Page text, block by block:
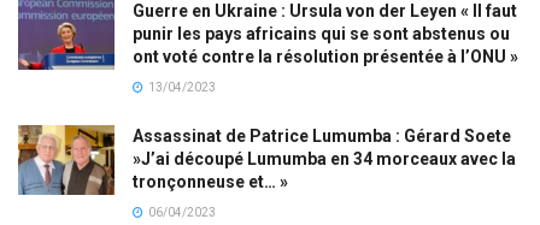
Guerre en Ukraine : Ursula von der Leyen « Il faut
punir les pays africains qui se sont abstenus ou
ont voté contre la résolution présentée à l’ONU »
13/04/2023
Assassinat de Patrice Lumumba : Gérard Soete
»J’ai découpé Lumumba en 34 morceaux avec la
tronçonneuse et… »
06/04/2023